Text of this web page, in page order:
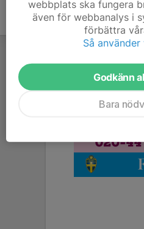
webbplats ska fungera
även för webbanalys i
förbättra
Så
Godkänn
Bara